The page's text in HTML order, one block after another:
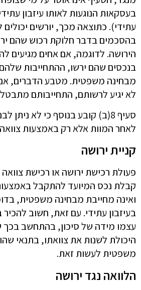
בעסקאות הנוגעות לאותו עיזבון
עתידי). כתוצאה מכך, יורשים
בהסכמים בדבר חלוקת רכוש שהם
הירושה. לדוגמה, אם אחים מגיעים
בנכסים שהם ירשו, ההתחייבות
מבחינה משפטית. מטבע הדברים, אם
לא יגיע לרשותם, התחייבותם
סעיף 8(ב) קובע בנוסף כי לא ניתן
לאחר המוות אלא רק באמצעות
קניית ירושה
פעולת רכישת ירושה או רכישת צוואה
קבלת נכס המיועד להתקבל
ואינה מחייבת מבחינה משפטית,
בעיזבון עתידי. עם זאת, חשוב
עצמו מידה של סיכון, בהתחשב בכך
היכולת לשנות את צוואתו, בתנאי
משפטית לעשות זאת.
הלוואה נגד ירושה